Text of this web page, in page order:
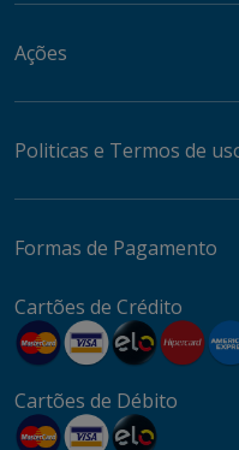
Ações
Politicas e Termos de
Formas de Pagamento
Cartões de Crédito
Cartões de Débito